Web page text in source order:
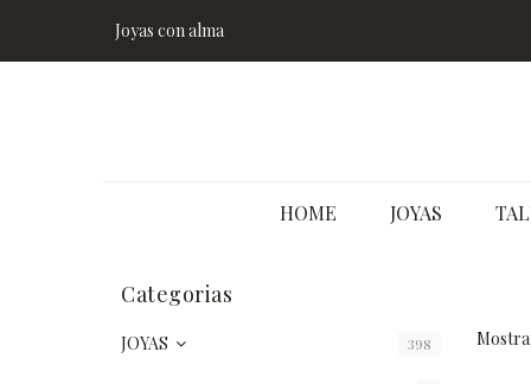
Joyas con alma
HOME JOYAS
Categorias
JOYAS 398